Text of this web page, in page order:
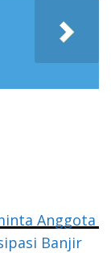
Anggota
Banjir